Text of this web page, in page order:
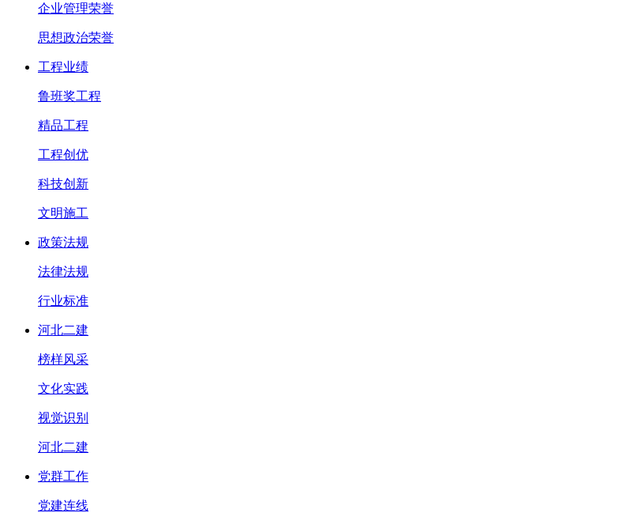
企业管理荣誉
思想政治荣誉
工程业绩
鲁班奖工程
精品工程
工程创优
科技创新
文明施工
政策法规
法律法规
行业标准
河北二建
榜样风采
文化实践
视觉识别
河北二建
党群工作
党建连线